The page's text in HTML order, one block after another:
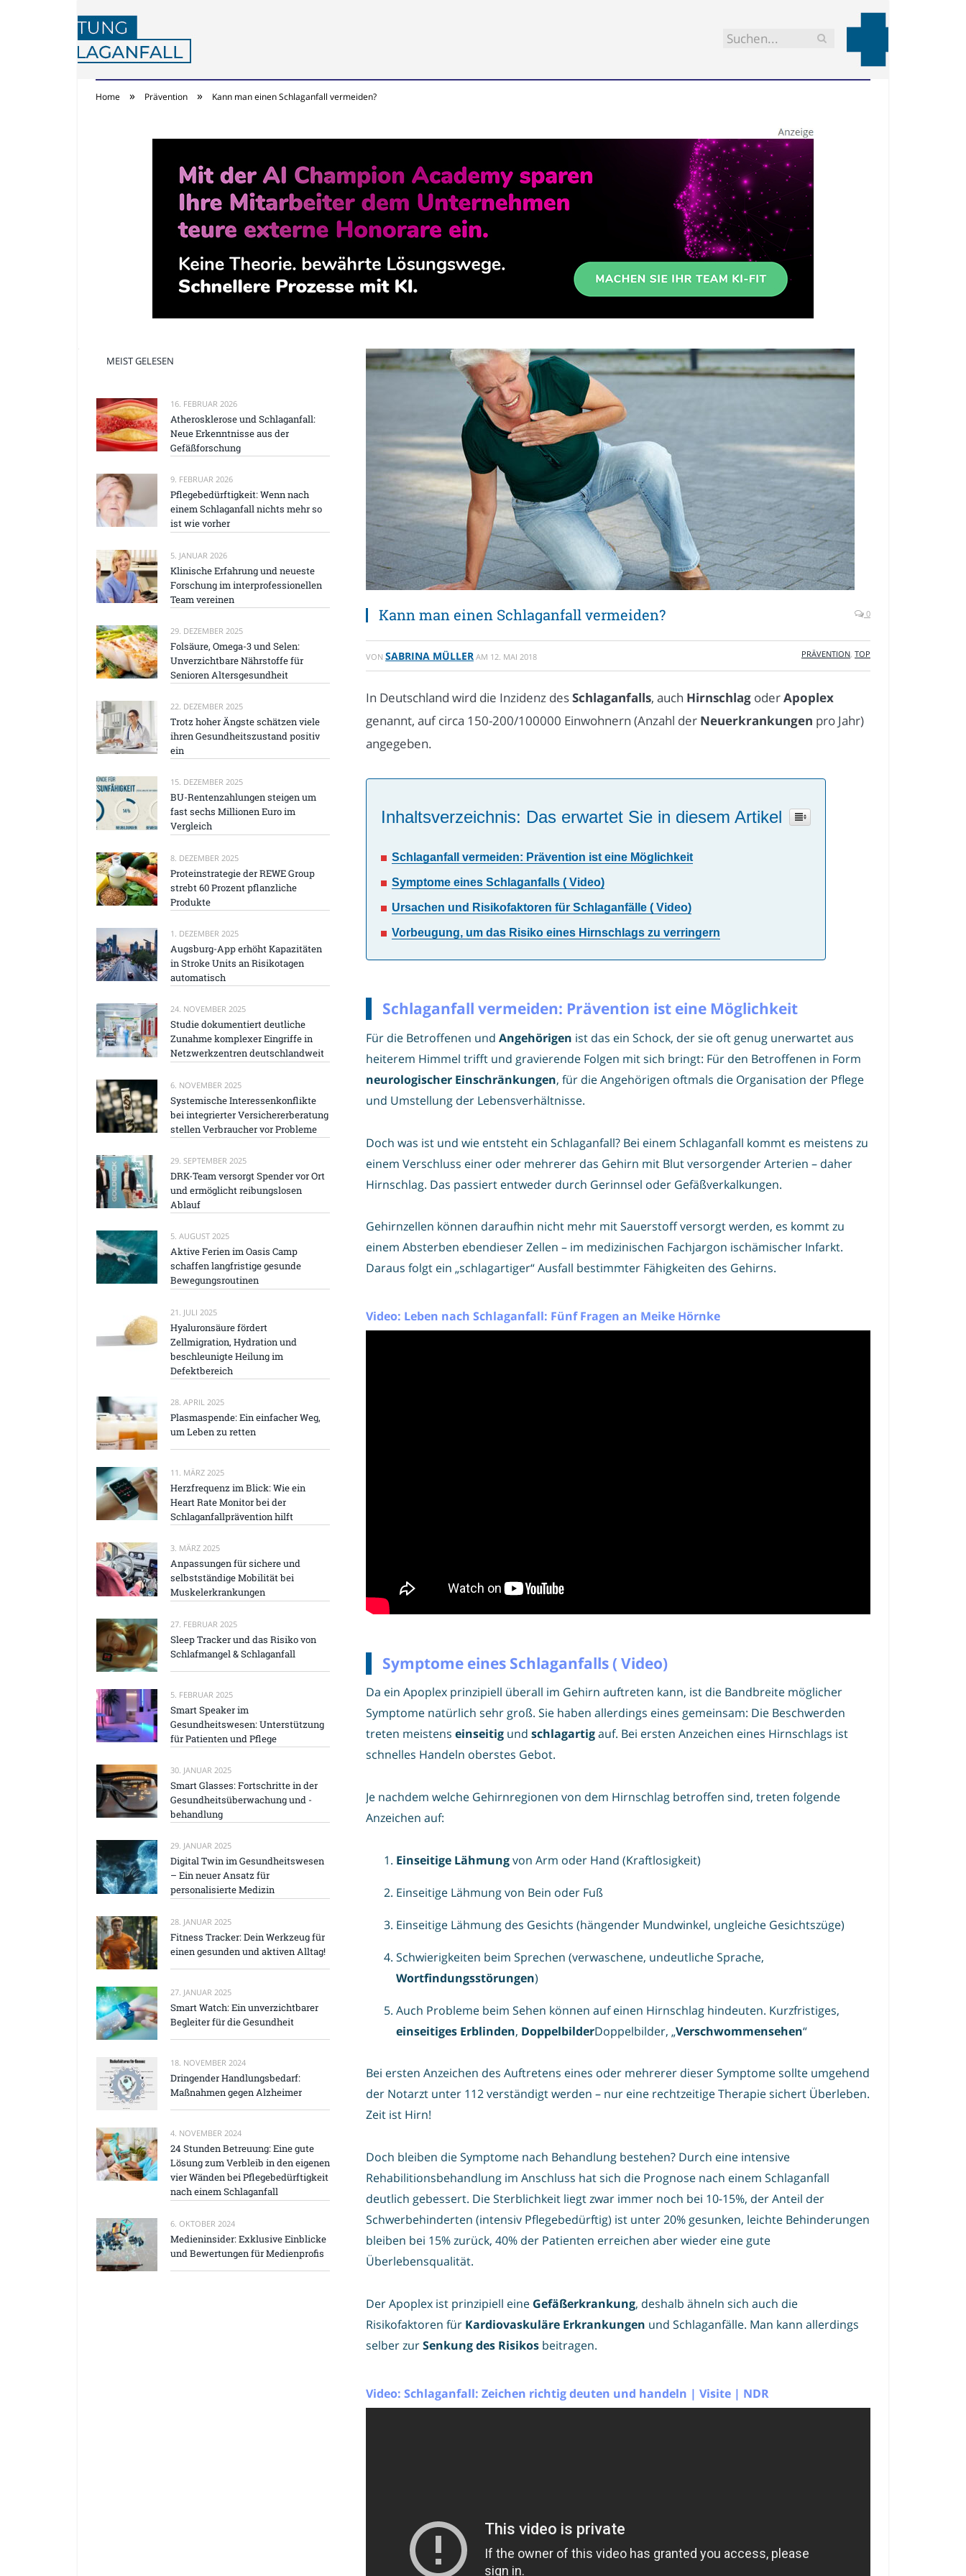
Home » Prävention » Kann man einen Schlaganfall vermeiden?
Kann man einen Schlaganfall vermeiden? 0
VON SABRINA MÜLLER AM 12. MAI 2018 PRÄVENTION, TOP
In Deutschland wird die Inzidenz desSchlaganfalls, auch Hirnschlag oderApoplex
genannt, auf circa 150-200/100000 Einwohnern (Anzahl der Neuerkrankungen pro Jahr)
angegeben.
Inhaltsverzeichnis: Das erwartet Sie in diesem Artikel
Schlaganfall vermeiden: Prävention ist eine Möglichkeit
Symptome eines Schlaganfalls ( Video)
Ursachen und Risikofaktoren für Schlaganfälle ( Video)
Vorbeugung, um das Risiko eines Hirnschlags zu verringern
Schlaganfall vermeiden: Prävention ist eine Möglichkeit
Für die Betroffenen und Angehörigen ist das ein Schock, der sie oft genug unerwartet aus
heiterem Himmel trifft und gravierende Folgen mit sich bringt: Für den Betroffenen in Form
neurologischer Einschränkungen, für die Angehörigen oftmals die Organisation der Pflege
und Umstellung der Lebensverhältnisse.
Doch was ist und wie entsteht ein Schlaganfall? Bei einem Schlaganfall kommt es meistens zu
einem Verschluss einer oder mehrerer das Gehirn mit Blut versorgender Arterien – daher
Hirnschlag. Das passiert entweder durch Gerinnsel oder Gefäßverkalkungen.
Gehirnzellen können daraufhin nicht mehr mit Sauerstoff versorgt werden, es kommt zu
einem Absterben ebendieser Zellen – im medizinischen Fachjargon ischämischer Infarkt.
Daraus folgt ein „schlagartiger“ Ausfall bestimmter Fähigkeiten des Gehirns.
Video: Leben nach Schlaganfall: Fünf Fragen an Meike Hörnke
Symptome eines Schlaganfalls ( Video)
Da ein Apoplex prinzipiell überall im Gehirn auftreten kann, ist die Bandbreite möglicher
Symptome natürlich sehr groß. Sie haben allerdings eines gemeinsam: Die Beschwerden
treten meistens einseitig und schlagartigauf. Bei ersten Anzeichen eines Hirnschlags ist
schnelles Handeln oberstes Gebot.
Je nachdem welche Gehirnregionen von dem Hirnschlag betroffen sind, treten folgende
Anzeichen auf:
Einseitige Lähmungvon Arm oder Hand (Kraftlosigkeit)
Einseitige Lähmung von Bein oder Fuß
Einseitige Lähmung des Gesichts (hängender Mundwinkel, ungleiche Gesichtszüge)
Schwierigkeiten beim Sprechen (verwaschene, undeutliche Sprache,
Wortfindungsstörungen)
Auch Probleme beim Sehen können auf einen Hirnschlag hindeuten. Kurzfristiges,
einseitiges Erblinden, DoppelbilderDoppelbilder, „Verschwommensehen“
Bei ersten Anzeichen des Auftretens eines oder mehrerer dieser Symptome sollte umgehend
der Notarzt unter 112 verständigt werden – nur eine rechtzeitige Therapie sichert Überleben.
Zeit ist Hirn!
Doch bleiben die Symptome nach Behandlung bestehen? Durch eine intensive
Rehabilitionsbehandlung im Anschluss hat sich die Prognose nach einem Schlaganfall
deutlich gebessert. Die Sterblichkeit liegt zwar immer noch bei 10-15%, der Anteil der
Schwerbehinderten (intensiv Pflegebedürftig) ist unter 20% gesunken, leichte Behinderungen
bleiben bei 15% zurück, 40% der Patienten erreichen aber wieder eine gute
Überlebensqualität.
Der Apoplex ist prinzipiell eine Gefäßerkrankung, deshalb ähneln sich auch die
Risikofaktoren für Kardiovaskuläre Erkrankungen und Schlaganfälle. Man kann allerdings
selber zurSenkung des Risikos beitragen.
Video: Schlaganfall: Zeichen richtig deuten und handeln | Visite | NDR
MEIST GELESEN
16. FEBRUAR 2026
Atherosklerose und Schlaganfall:
Neue Erkenntnisse aus der
Gefäßforschung
9. FEBRUAR 2026
Pflegebedürftigkeit: Wenn nach
einem Schlaganfall nichts mehr so
ist wie vorher
5. JANUAR 2026
Klinische Erfahrung und neueste
Forschung im interprofessionellen
Team vereinen
29. DEZEMBER 2025
Folsäure, Omega-3 und Selen:
Unverzichtbare Nährstoffe für
Senioren Altersgesundheit
22. DEZEMBER 2025
Trotz hoher Ängste schätzen viele
ihren Gesundheitszustand positiv
ein
15. DEZEMBER 2025
BU-Rentenzahlungen steigen um
fast sechs Millionen Euro im
Vergleich
8. DEZEMBER 2025
Proteinstrategie der REWE Group
strebt 60 Prozent pflanzliche
Produkte
1. DEZEMBER 2025
Augsburg-App erhöht Kapazitäten
in Stroke Units an Risikotagen
automatisch
24. NOVEMBER 2025
Studie dokumentiert deutliche
Zunahme komplexer Eingriffe in
Netzwerkzentren deutschlandweit
6. NOVEMBER 2025
Systemische Interessenkonflikte
bei integrierter Versichererberatung
stellen Verbraucher vor Probleme
29. SEPTEMBER 2025
DRK-Team versorgt Spender vor Ort
und ermöglicht reibungslosen
Ablauf
5. AUGUST 2025
Aktive Ferien im Oasis Camp
schaffen langfristige gesunde
Bewegungsroutinen
21. JULI 2025
Hyaluronsäure fördert
Zellmigration, Hydration und
beschleunigte Heilung im
Defektbereich
28. APRIL 2025
Plasmaspende: Ein einfacher Weg,
um Leben zu retten
11. MÄRZ 2025
Herzfrequenz im Blick: Wie ein
Heart Rate Monitor bei der
Schlaganfallprävention hilft
3. MÄRZ 2025
Anpassungen für sichere und
selbstständige Mobilität bei
Muskelerkrankungen
27. FEBRUAR 2025
Sleep Tracker und das Risiko von
Schlafmangel & Schlaganfall
5. FEBRUAR 2025
Smart Speaker im
Gesundheitswesen: Unterstützung
für Patienten und Pflege
30. JANUAR 2025
Smart Glasses: Fortschritte in der
Gesundheitsüberwachung und -
behandlung
29. JANUAR 2025
Digital Twin im Gesundheitswesen
– Ein neuer Ansatz für
personalisierte Medizin
28. JANUAR 2025
Fitness Tracker: Dein Werkzeug für
einen gesunden und aktiven Alltag!
27. JANUAR 2025
Smart Watch: Ein unverzichtbarer
Begleiter für die Gesundheit
18. NOVEMBER 2024
Dringender Handlungsbedarf:
Maßnahmen gegen Alzheimer
4. NOVEMBER 2024
24 Stunden Betreuung: Eine gute
Lösung zum Verbleib in den eigenen
vier Wänden bei Pflegebedürftigkeit
nach einem Schlaganfall
6. OKTOBER 2024
Medieninsider: Exklusive Einblicke
und Bewertungen für Medienprofis